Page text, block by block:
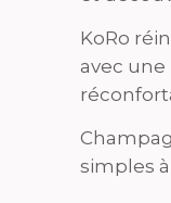
KoRo
avec une
simples